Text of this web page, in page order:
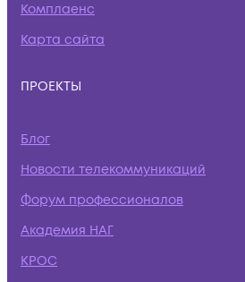
Комплаенс
Карта сайта
ПРОЕКТЫ
Блог
Новости телекоммуникаций
Форум профессионалов
Академия НАГ
КРОС